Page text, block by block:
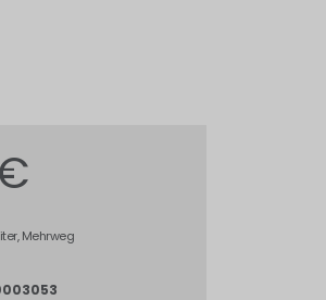
Mehrweg